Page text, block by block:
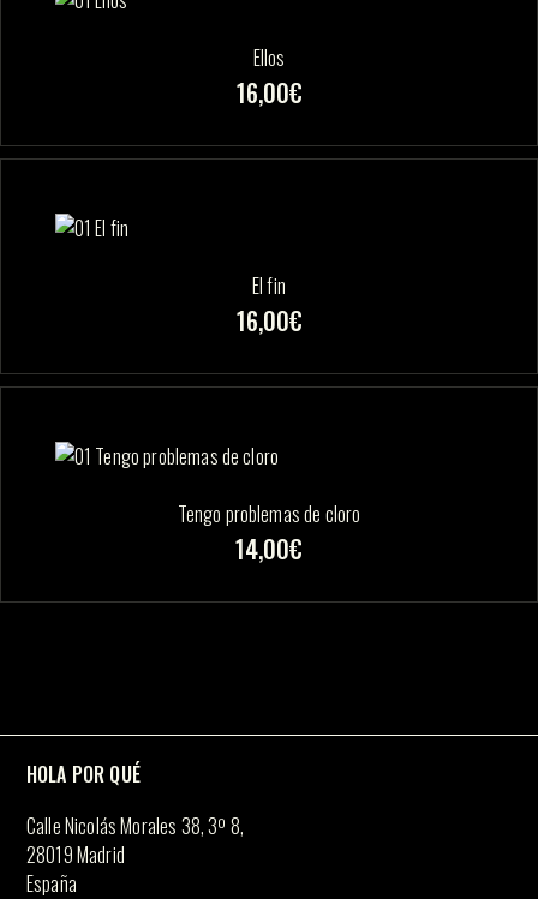
Ellos
16,00€
El fin
16,00€
Tengo problemas de cloro
14,00€
HOLA POR QUÉ
Calle Nicolás Morales 38, 3º 8,
28019 Madrid
España